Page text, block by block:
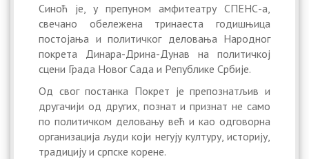
Синоћ је, у препуном амфитеатру СПЕНС-а,
свечано обележена тринаеста годишњица
постојања и политичког деловања Народног
покрета Динара-Дрина-Дунав на политичкој
сцени Града Новог Сада и Републике Србије.
Од свог постанка Покрет је препознатљив и
другачији од других, познат и признат не само
по политичком деловању већ и као одговорна
организација људи који негују културу, историју,
традицију и српске корене.